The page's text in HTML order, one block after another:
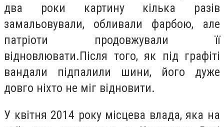
два роки картину кілька разів
замальовували, обливали фарбою, але
патріоти продовжували її
відновлювати.Після того, як під графіті
вандали підпалили шини, його дуже
довго ніхто не міг відновити.
У квітня 2014 року місцева влада, яка на